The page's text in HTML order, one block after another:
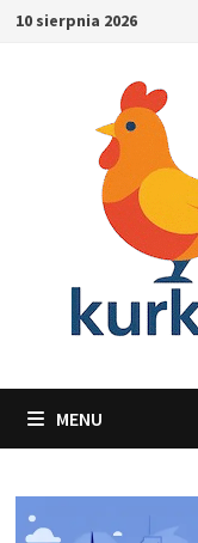
Skip10 sierpnia 2026
MENU